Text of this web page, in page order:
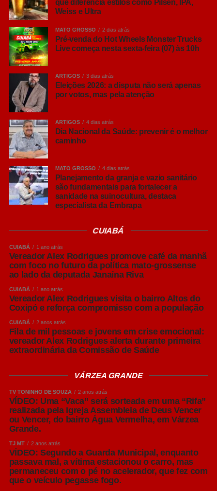
um deles. Fermentação, intensidade dos aromas, corpo,
amargor e até origem dos estilos ajudam a explicar por
que cada cerveja oferece uma experiência diferente.
“Hoje o brasileiro quer conhecer mais sobre aquilo que
consome. Entender por que uma cerveja tem determinado
aroma, o que muda entre uma Pilsen e uma IPA ou
descobrir como a fermentação influencia o resultado final
e torna a experiência muito mais interessante. Não existe
um estilo melhor que outro, sempre tem aquele que
combina mais com o gosto do consumidor e com cada
ocasião”, comenta Ana Paula Nicolino, especialista em
análise sensorial do Grupo Petrópolis.
Antes de conhecer os principais estilos, vale entender
que grande parte das cervejas comerciais são
classificadas em duas grandes famílias: Lager e Ale.
cervejas Lager utilizam leveduras que trabalham em
temperaturas mais baixas, em um processo conhecido
como baixa fermentação, que resulta em bebidas
normalmente mais leves, refrescantes e de sabor
equilibrado.
Já as cervejas Ale utilizam o processo de alta
fermentação, realizada em temperaturas mais elevadas.
Esse processo favorece a formação de aromas mais
intensos e perfis sensoriais mais complexos.
American Lager: o estilo que muitos brasileiros chamam
de Pilsen
No Brasil, é comum que cervejas do estilo American
Lager sejam chamadas popularmente de “Pilsen”. Apesar
da associação, os dois estilos não são exatamente
iguais. A American Lager tornou-se o estilo mais
consumido no mundo, representando mais de 90% de
toda a produção global de cerveja.
que diferencia estilos como Pilsen, IPA,
Weiss e Ultra
MATO GROSSO 2 dias atrás
Pré-venda do Hot Wheels Monster Trucks
Live começa nesta sexta-feira (07) às 10h
ARTIGOS 3 dias atrás
Eleições 2026: a disputa não será apenas
por votos, mas pela atenção
ARTIGOS 4 dias atrás
Dia Nacional da Saúde: prevenir é o melhor
caminho
MATO GROSSO 4 dias atrás
Planejamento da granja e vazio sanitário
são fundamentais para fortalecer a
sanidade na suinocultura, destaca
especialista da Embrapa
CUIABÁ
CUIABÁ 1 ano atrás
Vereador Alex Rodrigues promove café da manhã
com foco no futuro da política mato-grossense
ao lado da deputada Janaína Riva
CUIABÁ 1 ano atrás
Vereador Alex Rodrigues visita o bairro Altos do
Coxipó e reforça compromisso com a população
CUIABÁ 2 anos atrás
Fila de mil pessoas e jovens em crise emocional:
vereador Alex Rodrigues alerta durante primeira
extraordinária da Comissão de Saúde
VÁRZEA GRANDE
TV TONINHO DE SOUZA 2 anos atrás
VÍDEO: Uma “Vaca” será sorteada em uma “Rifa”
realizada pela Igreja Assembleia de Deus Vencer
ou Vencer, do bairro Água Vermelha, em Várzea
Grande.
TJ MT 2 anos atrás
VÍDEO: Segundo a Guarda Municipal, enquanto
passava mal, a vítima estacionou o carro, mas
permaneceu com o pé no acelerador, que fez com
que o veículo pegasse fogo.